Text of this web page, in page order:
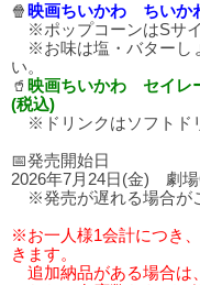
🍿 映画ちいかわ ちいか
※ポップコーンはSサイ
※お味は塩・バターし
い。
🥤 映画ちいかわ セイレ
(税込)
※ドリンクはソフトド
📅発売開始日
2026年7月24日(金) 劇
※発売が遅れる場合が
※お一人様1会計につき
きます。
追加納品がある場合は